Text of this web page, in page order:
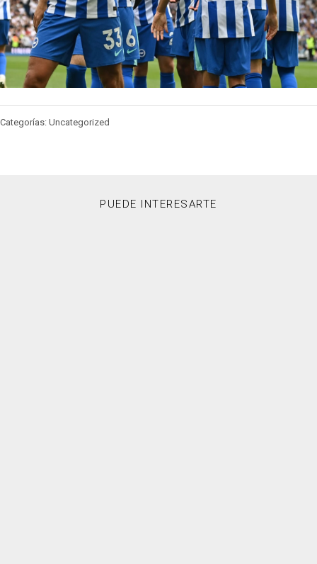
Categorías: Uncategorized
PUEDE INTERESARTE